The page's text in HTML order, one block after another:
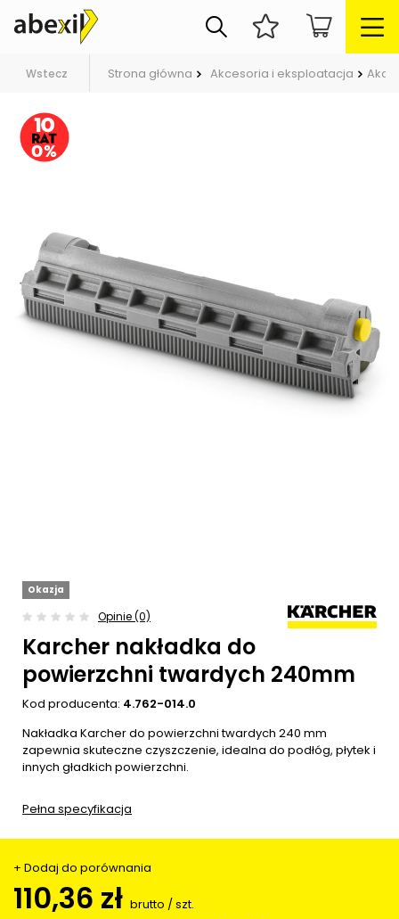
Wstecz Strona główna Akcesoria i eksploatacja
Okazja
Opinie (0)
Karcher nakładka do
powierzchni twardych 240mm
Kod producenta: 4.762-014.0
Nakładka Karcher do powierzchni twardych 240 mm
zapewnia skuteczne czyszczenie, idealna do podłóg, płytek i
innych gładkich powierzchni.
Pełna specyfikacja
+ Dodaj do porównania
110,36 zł brutto /szt.